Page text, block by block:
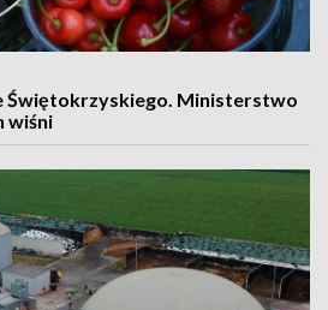
Świętokrzyskiego. Ministerstwo
wiśni